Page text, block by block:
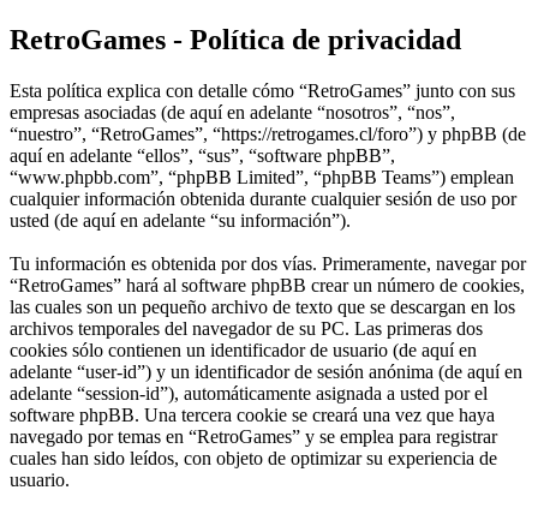
RetroGames - Política de privacidad
Esta política explica con detalle cómo “RetroGames” junto con sus
empresas asociadas (de aquí en adelante “nosotros”, “nos”,
“nuestro”, “RetroGames”, “https://retrogames.cl/foro”) y phpBB (de
aquí en adelante “ellos”, “sus”, “software phpBB”,
“www.phpbb.com”, “phpBB Limited”, “phpBB Teams”) emplean
cualquier información obtenida durante cualquier sesión de uso por
usted (de aquí en adelante “su información”).
Tu información es obtenida por dos vías. Primeramente, navegar por
“RetroGames” hará al software phpBB crear un número de cookies,
las cuales son un pequeño archivo de texto que se descargan en los
archivos temporales del navegador de su PC. Las primeras dos
cookies sólo contienen un identificador de usuario (de aquí en
adelante “user-id”) y un identificador de sesión anónima (de aquí en
adelante “session-id”), automáticamente asignada a usted por el
software phpBB. Una tercera cookie se creará una vez que haya
navegado por temas en “RetroGames” y se emplea para registrar
cuales han sido leídos, con objeto de optimizar su experiencia de
usuario.